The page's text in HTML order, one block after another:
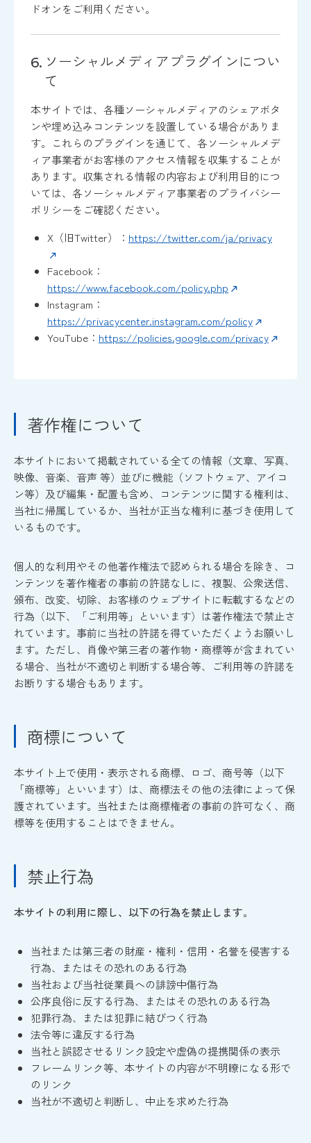
ドオンをご利用ください。
ソーシャルメディアプラグインについ
て
本サイトでは、各種ソーシャルメディアのシェアボタ
ンや埋め込みコンテンツを設置している場合がありま
す。これらのプラグインを通じて、各ソーシャルメデ
ィア事業者がお客様のアクセス情報を収集することが
あります。収集される情報の内容および利用目的につ
いては、各ソーシャルメディア事業者のプライバシー
ポリシーをご確認ください。
X（旧Twitter）： https://twitter.com/ja/privacy
Facebook：
https://www.facebook.com/policy.php
Instagram：
https://privacycenter.instagram.com/policy
YouTube： https://policies.google.com/privacy
著作権について
本サイトにおいて掲載されている全ての情報（文章、写真、
映像、音楽、音声 等）並びに機能（ソフトウェア、アイコ
ン等）及び編集・配置も含め、コンテンツに関する権利は、
当社に帰属しているか、当社が正当な権利に基づき使用して
いるものです。
個人的な利用やその他著作権法で認められる場合を除き、コ
ンテンツを著作権者の事前の許諾なしに、複製、公衆送信、
頒布、改変、切除、お客様のウェブサイトに転載するなどの
行為（以下、「ご利用等」といいます）は著作権法で禁止さ
れています。事前に当社の許諾を得ていただくようお願いし
ます。ただし、肖像や第三者の著作物・商標等が含まれてい
る場合、当社が不適切と判断する場合等、ご利用等の許諾を
お断りする場合もあります。
商標について
本サイト上で使用・表示される商標、ロゴ、商号等（以下
「商標等」といいます）は、商標法その他の法律によって保
護されています。当社または商標権者の事前の許可なく、商
標等を使用することはできません。
禁止行為
本サイトの利用に際し、以下の行為を禁止します。
当社または第三者の財産・権利・信用・名誉を侵害する
行為、またはその恐れのある行為
当社および当社従業員への誹謗中傷行為
公序良俗に反する行為、またはその恐れのある行為
犯罪行為、または犯罪に結びつく行為
法令等に違反する行為
当社と誤認させるリンク設定や虚偽の提携関係の表示
フレームリンク等、本サイトの内容が不明瞭になる形で
のリンク
当社が不適切と判断し、中止を求めた行為